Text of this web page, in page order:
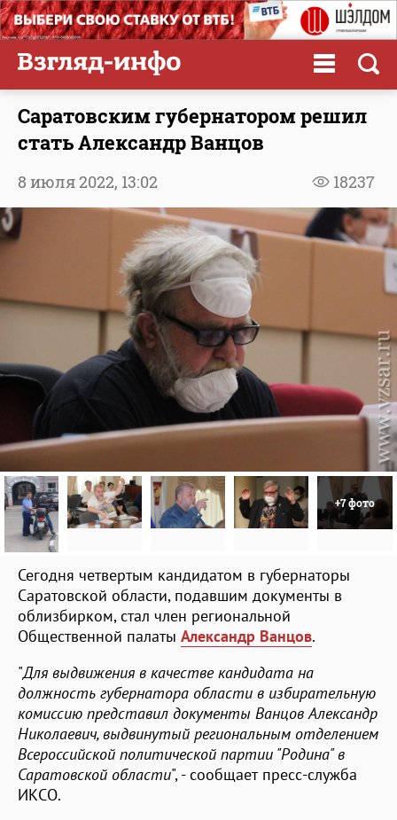
Саратовским губернатором решил
стать Александр Ванцов
18237
8 июля 2022, 13:02
+7 фото
Сегодня четвертым кандидатом в губернаторы
Саратовской области, подавшим документы в
облизбирком, стал член региональной
Общественной палаты Александр Ванцов.
"Для выдвижения в качестве кандидата на
должность губернатора области в избирательную
комиссию представил документы Ванцов Александр
Николаевич, выдвинутый региональным отделением
Всероссийской политической партии "Родина" в
Саратовской области", - сообщает пресс-служба
ИКСО.